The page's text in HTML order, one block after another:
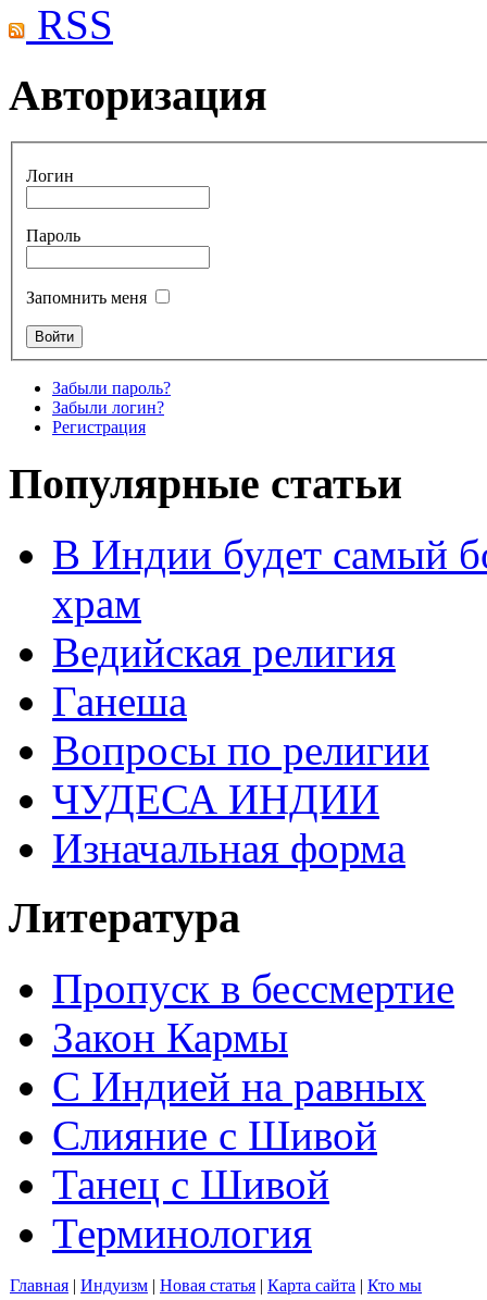
RSS
Авторизация
Логин
Пароль
Запомнить меня
Забыли пароль?
Забыли логин?
Регистрация
Популярные статьи
В Индии будет самый
храм
Ведийская религия
Ганеша
Вопросы по религии
ЧУДЕСА ИНДИИ
Изначальная форма
Литература
Пропуск в бессмертие
Закон Кармы
С Индией на равных
Слияние с Шивой
Танец с Шивой
Терминология
Главная | Индуизм | Новая статья | Карта сайта | Кто мы